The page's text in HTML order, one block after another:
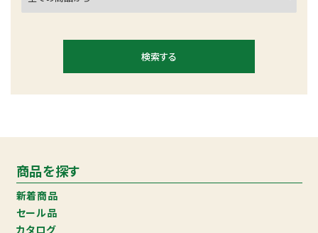
検索する
キーワード
商品を探す
新着商品
セール品
カタログ